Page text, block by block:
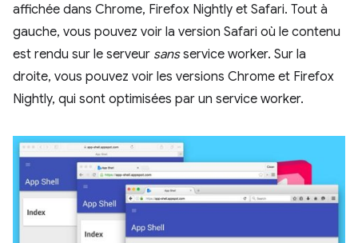
affichée dans Chrome, Firefox Nightly et Safari. Tout à
gauche, vous pouvez voir la version Safari où le contenu
est rendu sur le serveur sansservice worker. Sur la
droite, vous pouvez voir les versions Chrome et Firefox
Nightly, qui sont optimisées par un service worker.